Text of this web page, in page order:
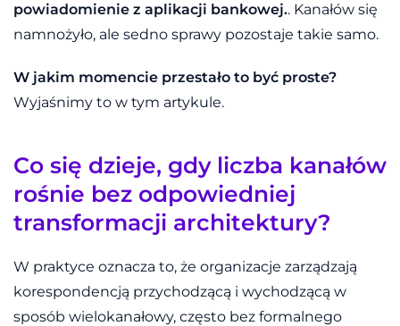
powiadomienie z aplikacji bankowej.. Kanałów się
namnożyło, ale sedno sprawy pozostaje takie samo.
W jakim momencie przestało to być proste?
Wyjaśnimy to w tym artykule.
Co się dzieje, gdy liczba kanałów
rośnie bez odpowiedniej
transformacji architektury?
W praktyce oznacza to, że organizacje zarządzają
korespondencją przychodzącą i wychodzącą w
sposób wielokanałowy, często bez formalnego